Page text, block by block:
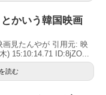
とかいう韓国映画
画見たんやが 引用元: 映
) 15:10:14.71 ID:8jZO...
読む